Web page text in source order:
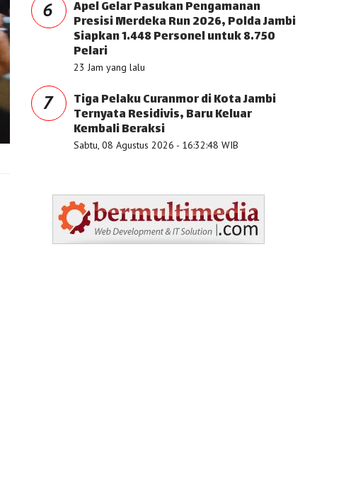
6 Apel Gelar Pasukan Pengamanan
Presisi Merdeka Run 2026, Polda Jambi
Siapkan 1.448 Personel untuk 8.750
Pelari
23 Jam yang lalu
7 Tiga Pelaku Curanmor di Kota Jambi
Ternyata Residivis, Baru Keluar
Kembali Beraksi
Sabtu, 08 Agustus 2026 - 16:32:48 WIB